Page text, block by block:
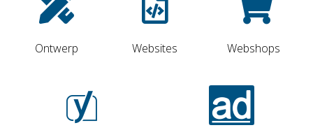
Ontwerp Websites Webshops